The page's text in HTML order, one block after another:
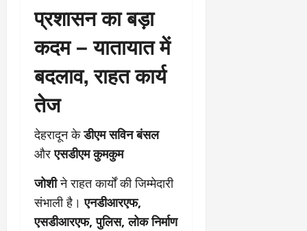
प्रशासन का बड़ा
कदम – यातायात में
बदलाव, राहत कार्य
तेज
देहरादून केडीएम सविन बंसल
औरएसडीएम कुमकुम
जोशीने राहत कार्यों की जिम्मेदारी
संभाली है।एनडीआरएफ,
एसडीआरएफ, पुलिस, लोक निर्माण